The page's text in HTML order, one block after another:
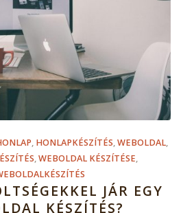
, HONLAPKÉSZÍTÉS,WEBOLDAL,
,WEBOLDAL KÉSZÍTÉSE,
JÁR EGY
KÉSZÍTÉS?